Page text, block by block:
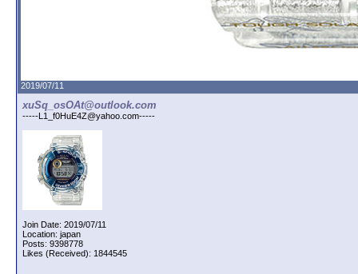
2019/07/11
xuSq_osOAt@outlook.com
-----L1_f0HuE4Z@yahoo.com-----
Join Date: 2019/07/11
Location: japan
Posts: 9398778
Likes (Received): 1844545